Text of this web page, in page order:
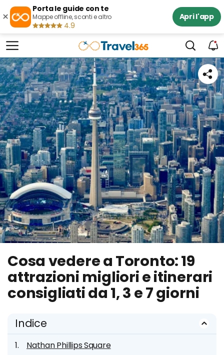
×
Porta le guide con te
Mappe offline, sconti e altro
4.9
Apri l'app
Cosa vedere a Toronto: 19
attrazioni migliori e itinerari
consigliati da 1, 3 e 7 giorni
Indice
Nathan Phillips Square